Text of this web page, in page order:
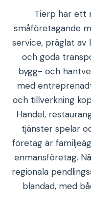
Tierp har ett
småföretagande
service, präglat av
och goda
bygg- och
med
och tillverkning
Handel,
tjänster spelar
företag är
enmansföretag.
regionala
blandad, med